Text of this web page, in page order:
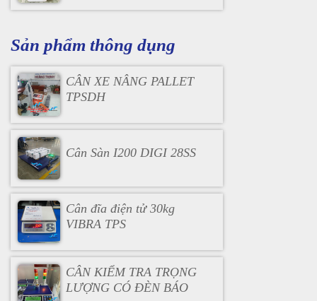
Sản phẩm thông dụng
CÂN XE NÂNG PALLET
TPSDH
Cân Sàn I200 DIGI 28SS
Cân đĩa điện tử 30kg
VIBRA TPS
CÂN KIỂM TRA TRỌNG
LƯỢNG CÓ ĐÈN BÁO